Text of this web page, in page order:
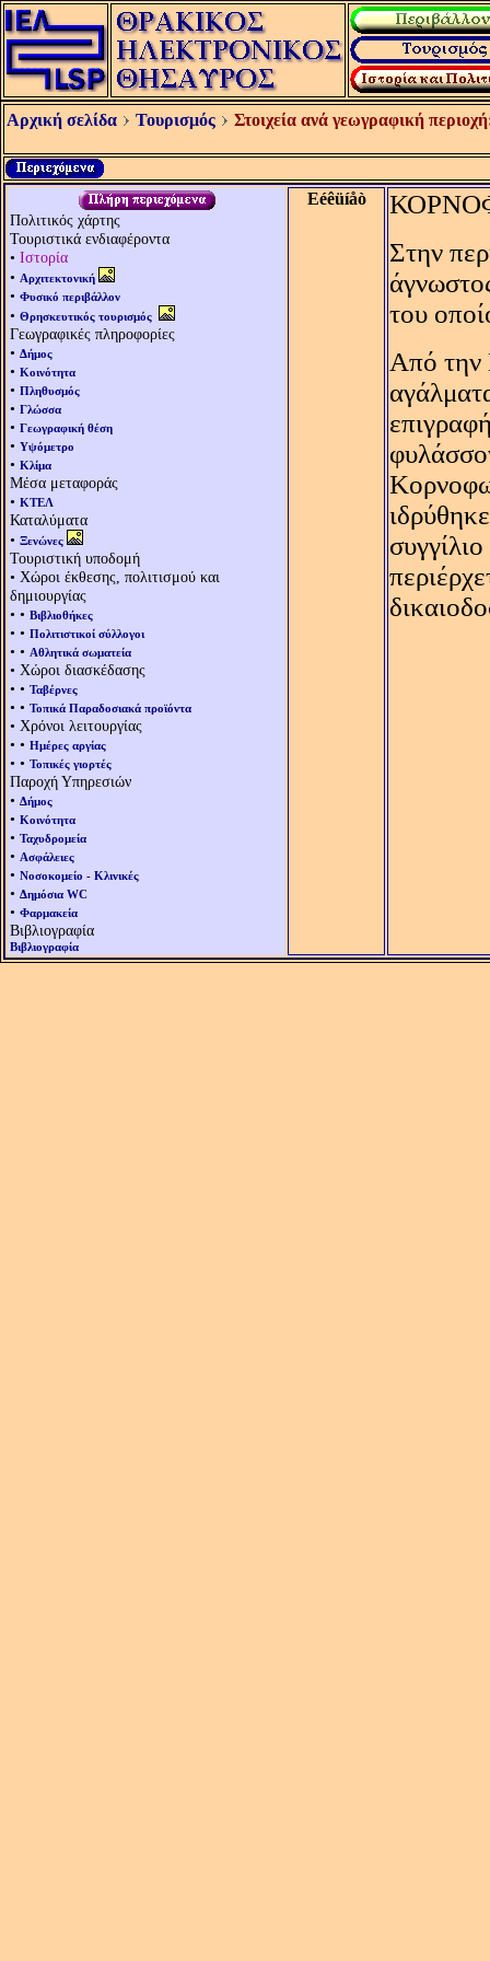
Αρχική σελίδα Τουρισμός Στοιχεία ανά γεωγραφική
Πολιτικός χάρτης
Τουριστικά ενδιαφέροντα
• Ιστορία
• Αρχιτεκτονική
• Φυσικό περιβάλλον
• Θρησκευτικός τουρισμός
Γεωγραφικές πληροφορίες
• Δήμος
• Κοινότητα
• Πληθυσμός
• Γλώσσα
• Γεωγραφική θέση
• Υψόμετρο
• Κλίμα
Μέσα μεταφοράς
• ΚΤΕΛ
Καταλύματα
• Ξενώνες
Τουριστική υποδομή
• Χώροι έκθεσης, πολιτισμού και
δημιουργίας
• • Βιβλιοθήκες
• • Πολιτιστικοί σύλλογοι
• • Αθλητικά σωματεία
• Χώροι διασκέδασης
• • Ταβέρνες
• • Τοπικά Παραδοσιακά προϊόντα
• Χρόνοι λειτουργίας
• • Ημέρες αργίας
• • Τοπικές γιορτές
Παροχή Υπηρεσιών
• Δήμος
• Κοινότητα
• Ταχυδρομεία
• Ασφάλειες
• Νοσοκομείο - Κλινικές
• Δημόσια WC
• Φαρμακεία
Βιβλιογραφία
Βιβλιογραφία
Eéêüíåò
Στην
του
Aπό την